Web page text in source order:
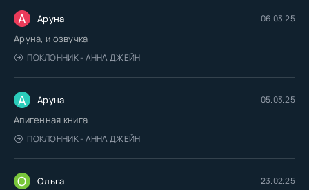
А Аруна 06.03.25
Аруна, и озвучка
ПОКЛОННИК - АННА ДЖЕЙН
А Аруна 05.03.25
Апигенная книга
ПОКЛОННИК - АННА ДЖЕЙН
О Ольга 23.02.25